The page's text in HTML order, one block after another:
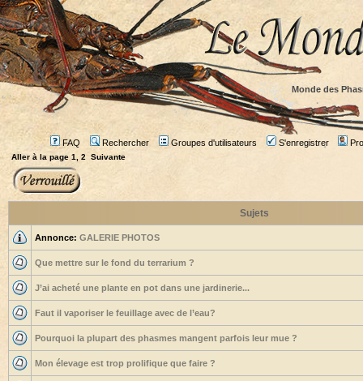
Monde des
FAQ Rechercher Groupes d'utilisateurs S'enregistrer
Aller à la page 1 2 Suivante
Sujets
Annonce: GALERIE PHOTOS
Que mettre sur le fond du terrarium ?
J’ai acheté une plante en pot dans une jardinerie...
Faut il vaporiser le feuillage avec de l’eau?
Pourquoi la plupart des phasmes mangent parfois leur mue ?
Mon élevage est trop prolifique que faire ?